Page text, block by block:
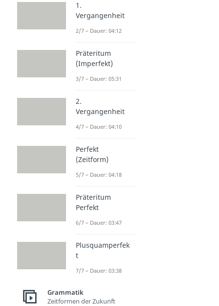
1.
Vergangenheit
2/7 – Dauer: 04:12
Präteritum
(Imperfekt)
3/7 – Dauer: 05:31
2.
Vergangenheit
4/7 – Dauer: 04:10
Perfekt
(Zeitform)
5/7 – Dauer: 04:18
Präteritum
Perfekt
6/7 – Dauer: 03:47
Plusquamperfek
t
7/7 – Dauer: 03:38
Grammatik
Zeitformen der Zukunft